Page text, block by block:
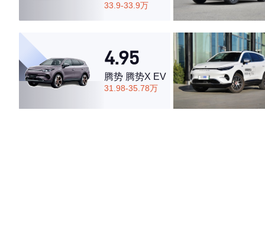
33.9-33.9万
4.95
腾势 腾势X EV
31.98-35.78万